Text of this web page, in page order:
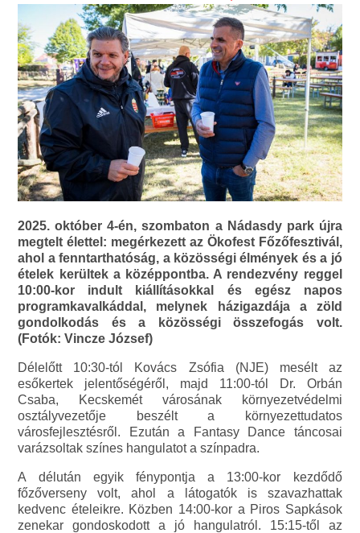
2025. október 4-én, szombaton a Nádasdy park újra
megtelt élettel: megérkezett az Ökofest Főzőfesztivál,
ahol a fenntarthatóság, a közösségi élmények és a jó
ételek kerültek a középpontba. A rendezvény reggel
10:00-kor indult kiállításokkal és egész napos
programkavalkáddal, melynek házigazdája a zöld
gondolkodás és a közösségi összefogás volt.
(Fotók: Vincze József)
Délelőtt 10:30-tól Kovács Zsófia (NJE) mesélt az
esőkertek jelentőségéről, majd 11:00-tól Dr. Orbán
Csaba, Kecskemét városának környezetvédelmi
osztályvezetője beszélt a környezettudatos
városfejlesztésről. Ezután a Fantasy Dance táncosai
varázsoltak színes hangulatot a színpadra.
A délután egyik fénypontja a 13:00-kor kezdődő
főzőverseny volt, ahol a látogatók is szavazhattak
kedvenc ételeikre. Közben 14:00-kor a Piros Sapkások
zenekar gondoskodott a jó hangulatról. 15:15-től az